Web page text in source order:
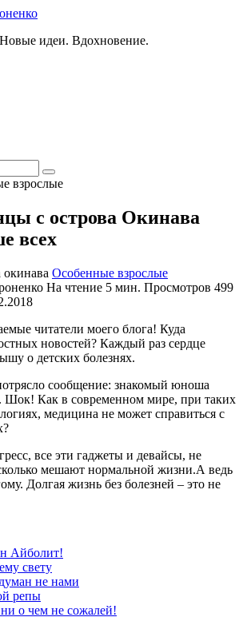
идеи. Вдохновение.
взрослые
с острова Окинава
всех
Особенные взрослые
На чтение 5 мин. Просмотров 499
читатели моего блога! Куда
новостей? Каждый раз сердце
о детских болезнях.
сообщение: знакомый юноша
Шок! Как в современном мире, при таких
медицина не может справиться с
все эти гаджеты и девайсы, не
мешают нормальной жизни.А ведь
Долгая жизнь без болезней – это не
Айболит!
свету
не нами
репы
о чем не сожалей!